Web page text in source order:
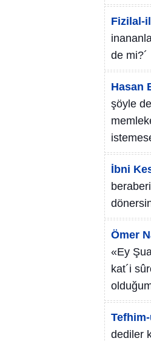
Fizilal-
de mi?´
Hasan
şöyle
İbni
Ömer
«Ey
kat´i
dediler